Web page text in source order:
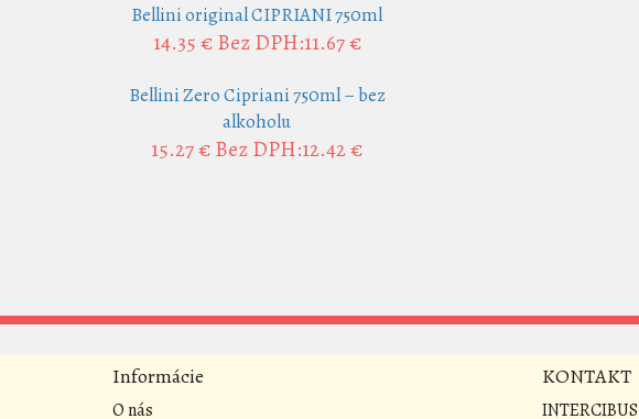
Bellini original CIPRIANI 750ml
14.35 € Bez DPH:11.67 €
Bellini Zero Cipriani 750ml – bez
alkoholu
15.27 €Bez DPH:12.42 €
Informácie
O nás
KONTAKT